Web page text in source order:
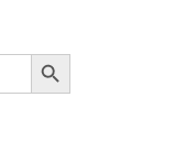
Zoekknop